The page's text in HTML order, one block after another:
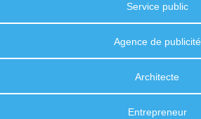
Service public
Agence de publicité
Architecte
Entrepreneur